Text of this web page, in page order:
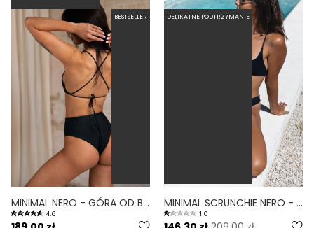
BESTSELLER
MINIMAL NERO - GÓRA OD BIKINI NA MAŁY BIUST WIĄZANE PLECY CZARNY
4.6
DELIKATNE PODTRZYMANIE
MINIMAL SCRUNCHIE NERO - GÓRA OD BIKINI NA MAŁY BIUST WIĄZANE PLECY SCHRUNCHIE CZARNY
1.0